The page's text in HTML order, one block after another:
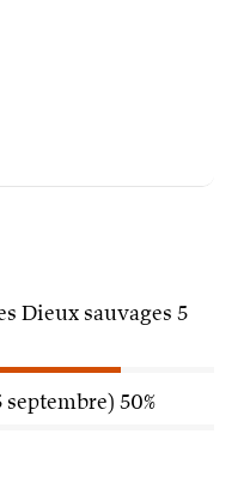
Dieux sauvages 5
septembre) 50%